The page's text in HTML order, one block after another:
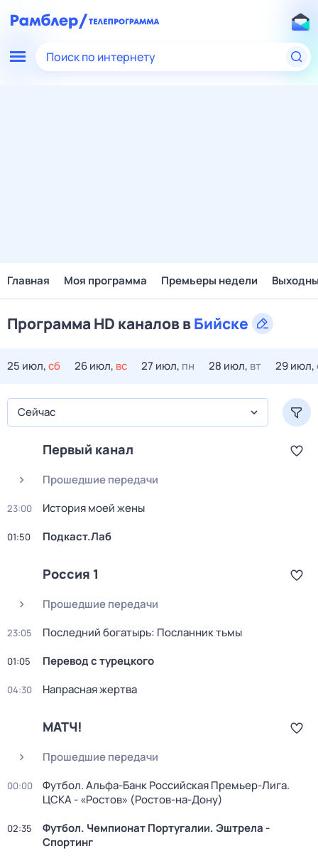
Поиск по интернету
Главная Моя программа Премьеры недели
Программа HD каналов вБийске
25 июл,сб 26 июл, вс 27 июл, пн 28 июл, вт 29 июл,
Сейчас
Первый канал
Прошедшие передачи
23:00 История моей жены
01:50 Подкаст.Лаб
Россия 1
Прошедшие передачи
23:05 Последний богатырь: Посланник тьмы
01:05 Перевод с турецкого
04:30 Напрасная жертва
МАТЧ!
Прошедшие передачи
00:00
Футбол. Альфа-Банк Российская Премьер-Лига.
ЦСКА - «Ростов» (Ростов-на-Дону)
02:35
Футбол. Чемпионат Португалии. Эштрела -
Спортинг